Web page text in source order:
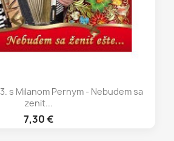
s Milanom Pernym - Nebudem sa
zenit...
7,30 €